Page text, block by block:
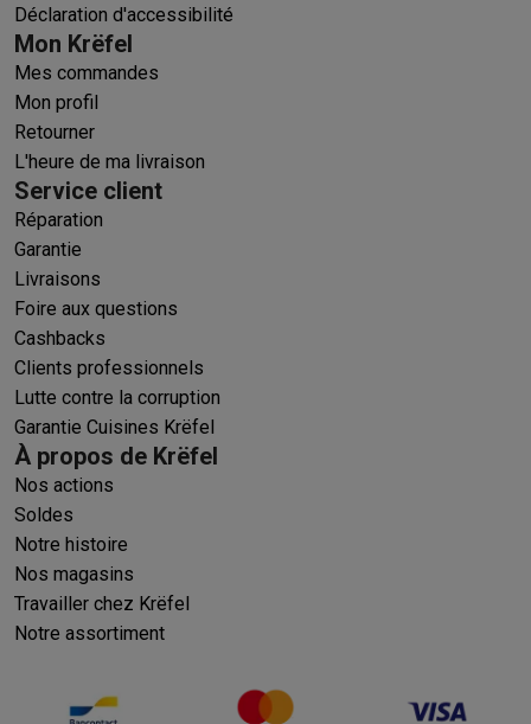
Déclaration d'accessibilité
Mon Krëfel
Mes commandes
Mon profil
Retourner
L'heure de ma livraison
Service client
Réparation
Garantie
Livraisons
Foire aux questions
Cashbacks
Clients professionnels
Lutte contre la corruption
Garantie Cuisines Krëfel
À propos de Krëfel
Nos actions
Soldes
Notre histoire
Nos magasins
Travailler chez Krëfel
Notre assortiment